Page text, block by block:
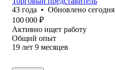
43 года • Обновлено сегодня
100 000 ₽
Активно ищет работу
Общий опыт
19 лет 9 месяцев